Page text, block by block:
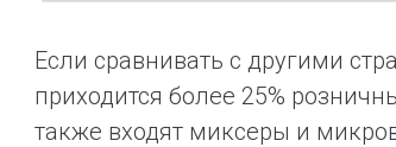
Если сравнивать с другими
приходится более 25%
также входят миксеры и